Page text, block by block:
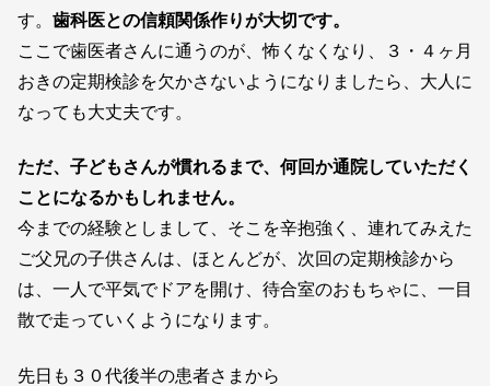
す。 歯科医との信頼関係作りが大切です。
ここで歯医者さんに通うのが、怖くなくなり、３・４ヶ月
おきの定期検診を欠かさないようになりましたら、大人に
なっても大丈夫です。
ただ、子どもさんが慣れるまで、何回か通院していただく
ことになるかもしれません。
今までの経験としまして、そこを辛抱強く、連れてみえた
ご父兄の子供さんは、ほとんどが、次回の定期検診から
は、一人で平気でドアを開け、待合室のおもちゃに、一目
散で走っていくようになります。
先日も３０代後半の患者さまから